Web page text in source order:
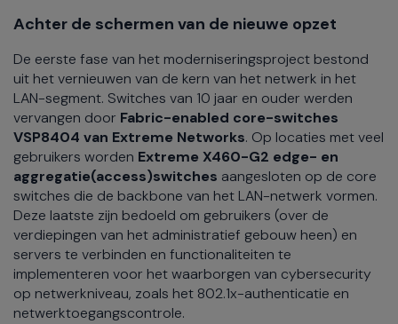
Achter de schermen van de nieuwe opzet
De eerste fase van het moderniseringsproject bestond
uit het vernieuwen van de kern van het netwerk in het
LAN-segment. Switches van 10 jaar en ouder werden
vervangen door Fabric-enabled core-switches
VSP8404 van Extreme Networks. Op locaties met veel
gebruikers worden Extreme X460-G2 edge- en
aggregatie(access)switches aangesloten op de core
switches die de backbone van het LAN-netwerk vormen.
Deze laatste zijn bedoeld om gebruikers (over de
verdiepingen van het administratief gebouw heen) en
servers te verbinden en functionaliteiten te
implementeren voor het waarborgen van cybersecurity
op netwerkniveau, zoals het 802.1x-authenticatie en
netwerktoegangscontrole.